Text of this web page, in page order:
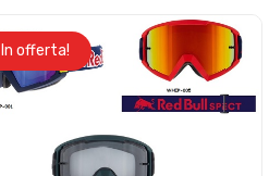
In offerta!